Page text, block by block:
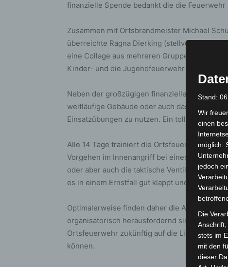
finanzielle Spende bedankt die die
Zusammen mit Ortsbrandmeister Michael
überreichte Ragna Dierking (stellvertretende
eine Collage aus mehreren Gruppenbildern
Kinder- und die Jugendfeuerwehr Godshorn.
Neben der großzügigen finanziellen
weitläufige Gebäude oder auch das
Einsatzübungen zu nutzen. Ein tolles Angebot!
Alle 14 Tage trainiert die Ortsfeuerwehr die
Vorgehen im Innenangriff bei einem
oder aber auch die taktische Ventilation mit
es in einem Ernstfall gut klappt und jeder
Optimalerweise finden daher die
organisatorisch herausfordernd sind.
Ortsfeuerwehr zukünftig auf die Liegenschaft
können.
Stand:
Wir
einen
möglich.
jedoch
Die
stets im
mit den
dieser